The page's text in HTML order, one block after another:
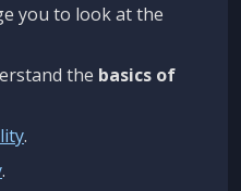
you to look at the
the basics of
.
.